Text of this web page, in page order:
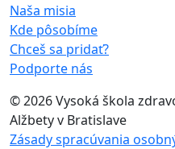
Naša misia
Kde pôsobíme
Chceš sa pridať?
Podporte nás
©2026 Vysoká škola
Alžbety v Bratislave
Zásady spracúvania